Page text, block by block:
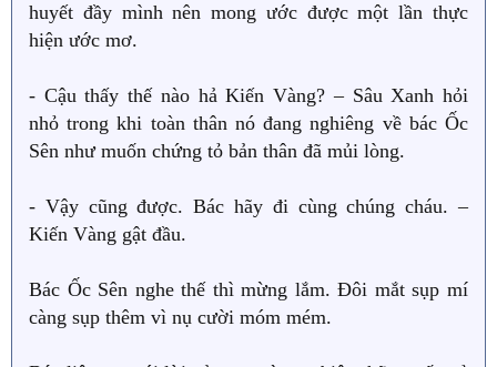
huyết đầy mình nên mong ước được một lần thực
hiện ước mơ.
- Cậu thấy thế nào hả Kiến Vàng? – Sâu Xanh hỏi
nhỏ trong khi toàn thân nó đang nghiêng về bác Ốc
Sên như muốn chứng tỏ bản thân đã mủi lòng.
- Vậy cũng được. Bác hãy đi cùng chúng cháu. –
Kiến Vàng gật đầu.
Bác Ốc Sên nghe thế thì mừng lắm. Đôi mắt sụp mí
càng sụp thêm vì nụ cười móm mém.